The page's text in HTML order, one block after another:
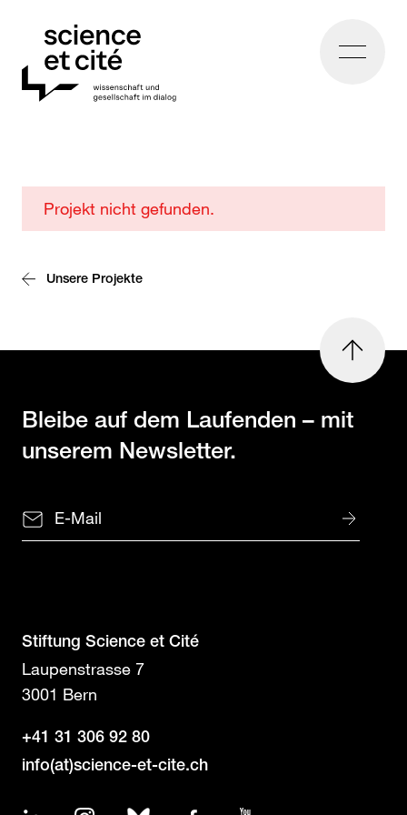
Home
Museumsnacht
Bern
2024
Projekt nicht gefunden.
Unsere Projekte
oben
Bleibe auf dem Laufenden – mit
unserem Newsletter.
Stiftung Science et Cité
Laupenstrasse 7
3001 Bern
+41 31 306 92 80
info(at)science-et-cite.ch